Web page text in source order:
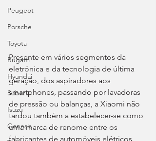
Peugeot
Porsche
Toyota
Bugatti
Hyundai
Subaru
Isuzu
Genesis
Presente em vários segmentos da
eletrónica e da tecnologia de última
geração, dos aspiradores aos
smartphones, passando por lavadoras
de pressão ou balanças, a Xiaomi não
tardou também a estabelecer-se como
uma marca de renome entre os
fabricantes de automóveis elétricos